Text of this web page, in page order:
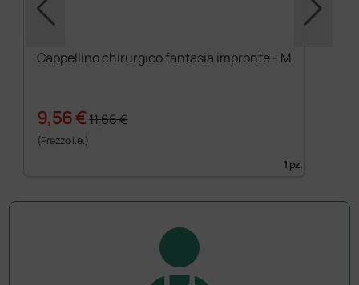
Cappellino chirurgico fantasia impronte - M
9,56 €11,66 €
(Prezzo i.e.)
1 pz.